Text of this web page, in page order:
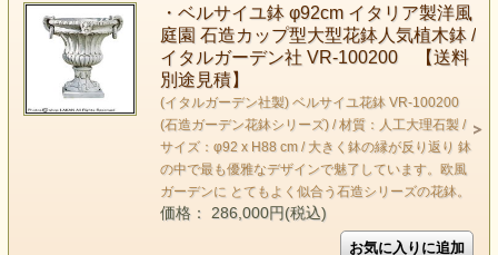
・ベルサイユ鉢 φ92cm イタリア製洋風
庭園 石造カップ型大型花鉢人気植木鉢 /
イタルガーデン社 VR-100200 【送料
別途見積】
(イタルガーデン社製) ベルサイユ花鉢 VR-100200
(石造ガーデン花鉢シリーズ) / 材質：人工大理石製 /
サイズ：φ92 x H88 cm / 大きく鉢の縁が反り返り 鉢
の中で最も優雅なデザインで魅了しています。欧風
ガーデンに とてもよく似合う石造シリーズの花鉢。
価格： 286,000円(税込)